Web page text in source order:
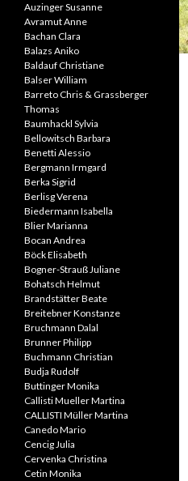
Auzinger Susanne
Avramut Anne
Bachan Clara
Balazs Aniko
Baldauf Christiane
Balser William
Barreto Chris & Grassberger
Thomas
Baumhackl Sylvia
Bellowitsch Barbara
Benetti Alessio
Bergmann Irmgard
Berka Sigrid
Berlisg Verena
Biedermann Isabella
Blier Marianna
Bocan Andrea
Böck Elisabeth
Bogner-Strauß Juliane
Bohatsch Helmut
Brandstätter Beate
Breitebner Konstanze
Bruchmann Dalal
Brunner Philipp
Buchmann Christian
Budja Rudolf
Buttinger Monika
Callisti Mueller Martina
CALLISTI Müller Martina
Canedo Mario
Cencig Julia
Cervenka Christina
Cetin Monika